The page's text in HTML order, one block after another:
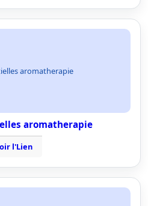
aromatherapie
aromatherapie
l'Lien